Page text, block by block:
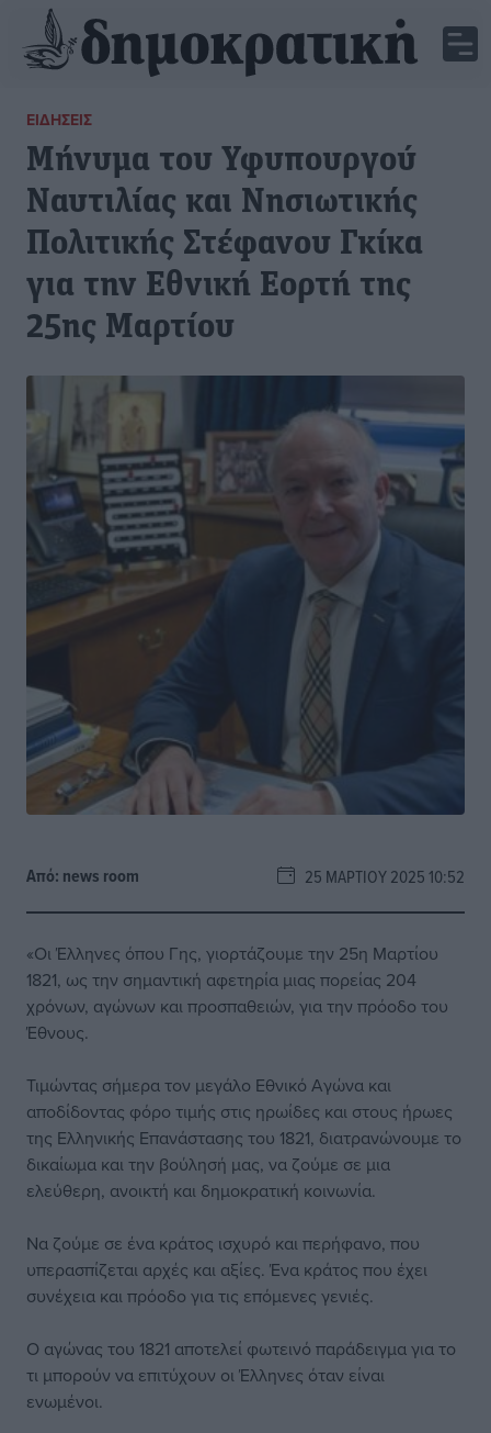
ΕΙΔΉΣΕΙΣ
Μήνυμα του Υφυπουργού
Ναυτιλίας και Νησιωτικής
Πολιτικής Στέφανου Γκίκα
για την Εθνική Εορτή της
25ης Μαρτίου
Από: news room 25 ΜΑΡΤΊΟΥ 2025 10:52
«Οι Έλληνες όπου Γης, γιορτάζουμε την 25η Μαρτίου
1821, ως την σημαντική αφετηρία μιας πορείας 204
χρόνων, αγώνων και προσπαθειών, για την πρόοδο του
Έθνους.
Τιμώντας σήμερα τον μεγάλο Εθνικό Αγώνα και
αποδίδοντας φόρο τιμής στις ηρωίδες και στους ήρωες
της Ελληνικής Επανάστασης του 1821, διατρανώνουμε το
δικαίωμα και την βούλησή μας, να ζούμε σε μια
ελεύθερη, ανοικτή και δημοκρατική κοινωνία.
Nα ζούμε σε ένα κράτος ισχυρό και περήφανο, που
υπερασπίζεται αρχές και αξίες. Ένα κράτος που έχει
συνέχεια και πρόοδο για τις επόμενες γενιές.
Ο αγώνας του 1821 αποτελεί φωτεινό παράδειγμα για το
τι μπορούν να επιτύχουν οι Έλληνες όταν είναι
ενωμένοι.